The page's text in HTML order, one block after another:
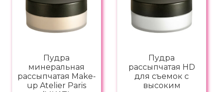
Пудра
минеральная
рассыпчатая Make-
up Atelier Paris
Пудра
рассыпчатая HD
для съемок с
высоким